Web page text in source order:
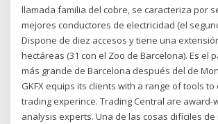
llamada familia del cobre, se caracteriza por
mejores conductores de electricidad (el
Dispone de diez accesos y tiene una
hectáreas (31 con el Zoo de Barcelona). Es el
más grande de Barcelona después del de
GKFX equips its clients with a range of tools
trading experince. Trading Central are award-
analysis experts. Una de las cosas difíciles